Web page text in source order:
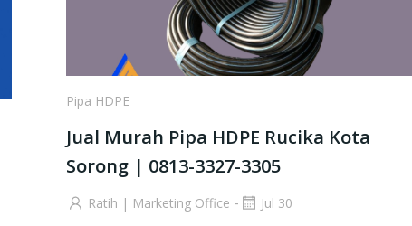
Pipa HDPE
Jual Murah Pipa HDPE Rucika Kota
Sorong | 0813-3327-3305
Ratih | Marketing Office - Jul 30